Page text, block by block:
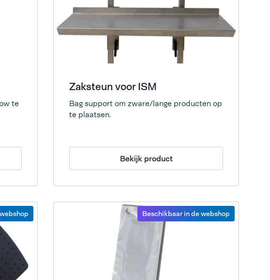
te
Zaksteun voor ISM
Bag support om zware/lange producten op
te plaatsen.
Bekijk product
Beschikbaar in de webshop